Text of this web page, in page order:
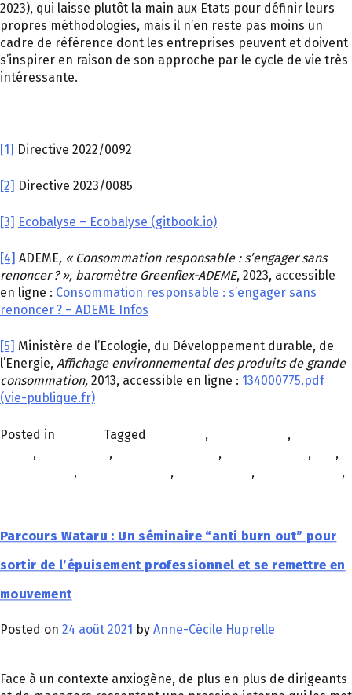
2023), qui laisse plutôt la main aux Etats pour définir leurs
propres méthodologies, mais il n’en reste pas moins un
cadre de référence dont les entreprises peuvent et doivent
s’inspirer en raison de son approche par le cycle de vie très
intéressante.
[1] Directive 2022/0092
[2] Directive 2023/0085
[3] Ecobalyse – Ecobalyse (gitbook.io)
[4] ADEME, « Consommation responsable : s’engager sans
renoncer ? », baromètre Greenflex-ADEME, 2023, accessible
en ligne : Consommation responsable : s’engager sans
renoncer ? – ADEME Infos
[5] Ministère de l’Ecologie, du Développement durable, de
l’Energie, Affichage environnemental des produits de grande
consommation, 2013, accessible en ligne : 134000775.pdf
(vie-publique.fr)
Posted in Tagged , ,
, , , ,
,
, , ,
,
Parcours Wataru : Un séminaire “anti burn out” pour
sortir de l’épuisement professionnel et se remettre en
mouvement
Posted on 24 août 2021 by Anne-Cécile Huprelle
Face à un contexte anxiogène, de plus en plus de dirigeants